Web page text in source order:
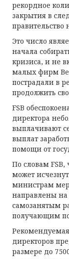
рекордное
закрытия в
Это число
начала
кризиса, и не
малых фирм
пострадали в
продолжить
FSB
директора
выплачивают
выплат
помощи от
По словам
может
министрам
направлены
самозанятым
получающим
директоров
размере до